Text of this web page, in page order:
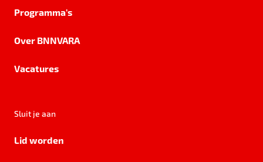
Programma's
Over BNNVARA
Vacatures
Sluit je aan
Lid worden